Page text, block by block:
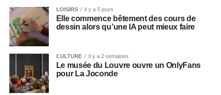
LOISIRS Il y a 5 jours
Elle commence bêtement des cours de
dessin alors qu’une IA peut mieux faire
CULTURE Il y a 2 semaines
Le musée du Louvre ouvre un OnlyFans
pour La Joconde